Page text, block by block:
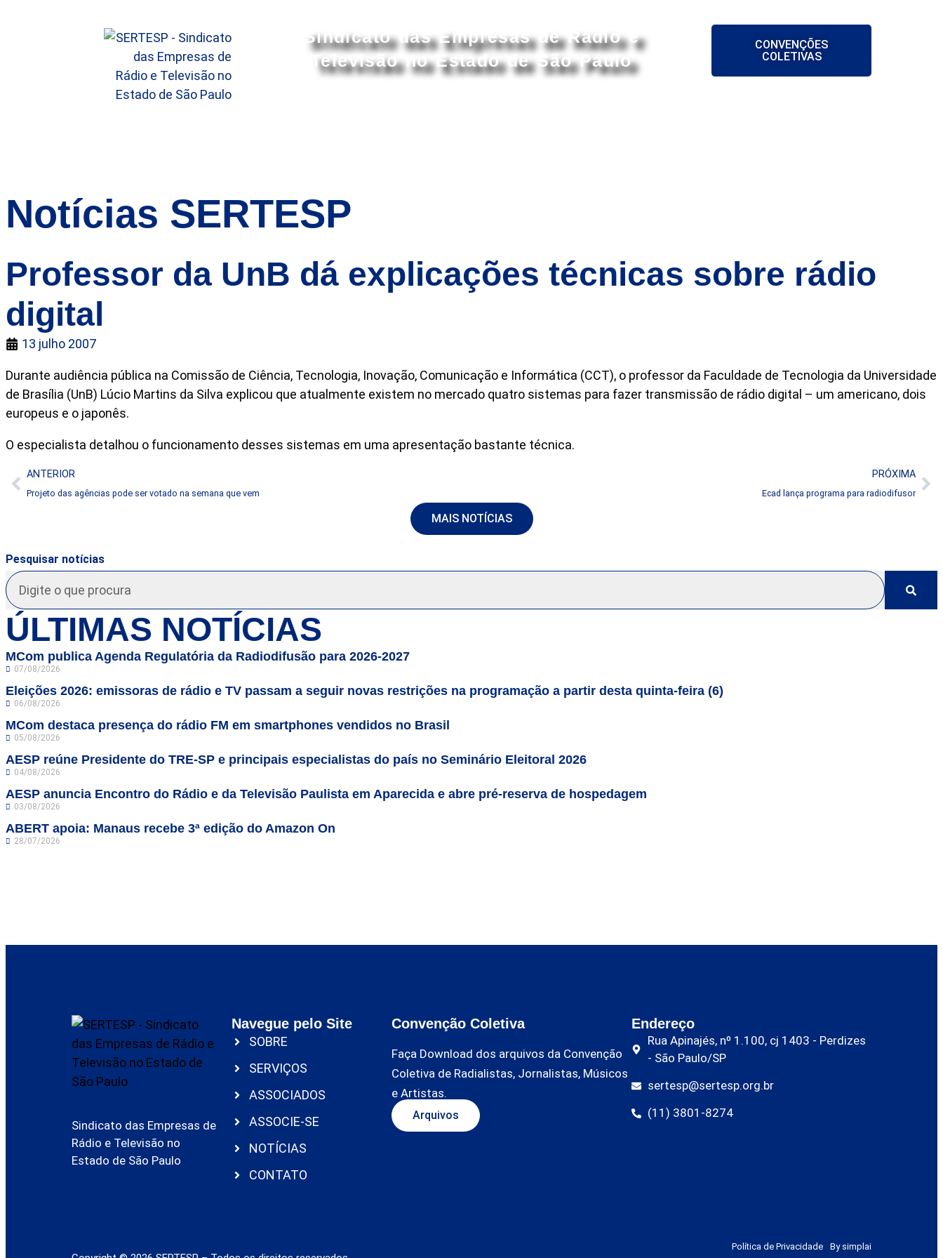
Sindicato das Empresas de Rádio e
Televisão no Estado de São Paulo
CONVENÇÕES
COLETIVAS
Notícias SERTESP
Professor da UnB dá explicações técnicas sobre rádio
digital
13 julho 2007
Durante audiência pública na Comissão de Ciência, Tecnologia, Inovação, Comunicação e Informática (CCT), o professor da Faculdade de Tecnologia da Universidade
de Brasília (UnB) Lúcio Martins da Silva explicou que atualmente existem no mercado quatro sistemas para fazer transmissão de rádio digital – um americano, dois
europeus e o japonês.
O especialista detalhou o funcionamento desses sistemas em uma apresentação bastante técnica.
ANTERIOR
Projeto das agências pode ser votado na semana que vem
PRÓXIMA
Ecad lança programa para radiodifusor
MAIS NOTÍCIAS
Pesquisar notícias
ÚLTIMAS NOTÍCIAS
MCom publica Agenda Regulatória da Radiodifusão para 2026-2027
07/08/2026
Eleições 2026: emissoras de rádio e TV passam a seguir novas restrições na programação a partir desta quinta-feira (6)
06/08/2026
MCom destaca presença do rádio FM em smartphones vendidos no Brasil
05/08/2026
AESP reúne Presidente do TRE-SP e principais especialistas do país no Seminário Eleitoral 2026
04/08/2026
AESP anuncia Encontro do Rádio e da Televisão Paulista em Aparecida e abre pré-reserva de hospedagem
03/08/2026
ABERT apoia: Manaus recebe 3ª edição do Amazon On
28/07/2026
Sindicato das Empresas de
Rádio e Televisão no
Estado de São Paulo
Navegue pelo Site
SOBRE
SERVIÇOS
ASSOCIADOS
ASSOCIE-SE
NOTÍCIAS
CONTATO
Convenção Coletiva
Faça Download dos arquivos da Convenção
Coletiva de Radialistas, Jornalistas, Músicos
e Artistas.
Arquivos
Endereço
Rua Apinajés, nº 1.100, cj 1403 - Perdizes
- São Paulo/SP
sertesp@sertesp.org.br
(11) 3801-8274
Política de Privacidade By simplai